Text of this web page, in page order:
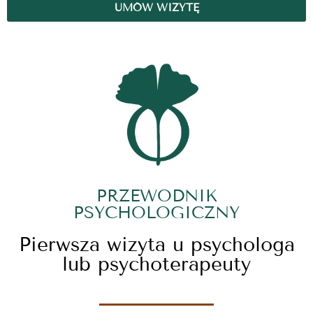
UMÓW WIZYTĘ
PRZEWODNIK
PSYCHOLOGICZNY
Pierwsza wizyta u psychologa
lub psychoterapeuty